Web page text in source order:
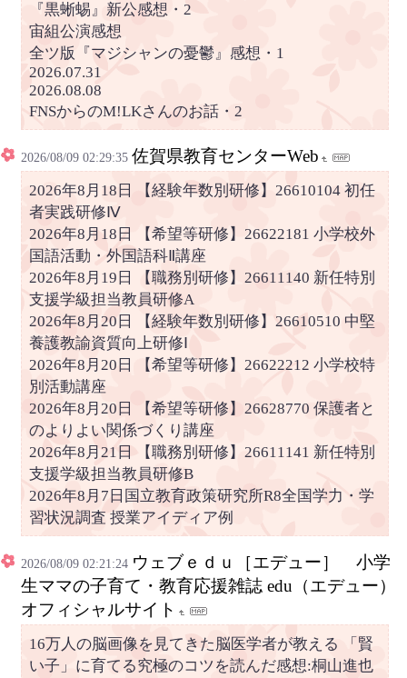
『黒蜥蜴』新公感想・2
宙組公演感想
全ツ版『マジシャンの憂鬱』感想・1
2026.07.31
2026.08.08
FNSからのM!LKさんのお話・2
2026/08/09 02:29:35 佐賀県教育センターWeb
2026年8月18日 【経験年数別研修】26610104 初任
者実践研修Ⅳ
2026年8月18日 【希望等研修】26622181 小学校外
国語活動・外国語科Ⅱ講座
2026年8月19日 【職務別研修】26611140 新任特別
支援学級担当教員研修A
2026年8月20日 【経験年数別研修】26610510 中堅
養護教諭資質向上研修Ⅰ
2026年8月20日 【希望等研修】26622212 小学校特
別活動講座
2026年8月20日 【希望等研修】26628770 保護者と
のよりよい関係づくり講座
2026年8月21日 【職務別研修】26611141 新任特別
支援学級担当教員研修B
2026年8月7日国立教育政策研究所R8全国学力・学
習状況調査 授業アイディア例
2026/08/09 02:21:24 ウェブｅｄｕ［エデュー］ 小学
生ママの子育て・教育応援雑誌 edu（エデュー）
オフィシャルサイト
16万人の脳画像を見てきた脳医学者が教える 「賢
い子」に育てる究極のコツを読んだ感想:桐山進也